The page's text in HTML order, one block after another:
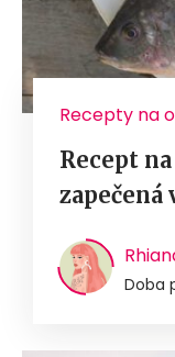
Recepty na
Recept
zapečená
Doba